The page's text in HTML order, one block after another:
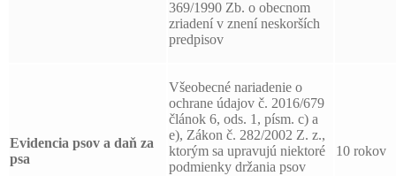
369/1990 Zb. o obecnom
zriadení v znení neskorších
predpisov
Evidencia psov a daň za
psa
Všeobecné nariadenie o
ochrane údajov č. 2016/679
článok 6, ods. 1, písm. c) a
e), Zákon č. 282/2002 Z. z.,
ktorým sa upravujú niektoré
podmienky držania psov
10 rokov